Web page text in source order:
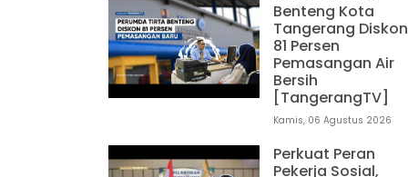
Benteng Kota
Tangerang Diskon
81 Persen
Pemasangan Air
Bersih
[TangerangTV]
Kamis, 06 Agustus 2026
Perkuat Peran
Pekerja Sosial,